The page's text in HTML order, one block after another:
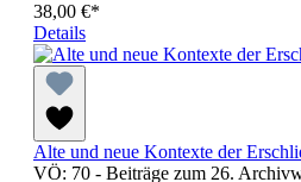
38,00 €*
Details
Alte und neue Kontexte der
VÖ: 70 - Beiträge zum 26.